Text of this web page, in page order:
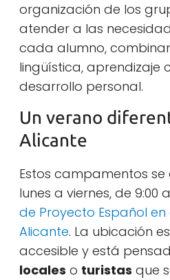
organización de los
atender a las
cada alumno,
lingüística, aprendizaje
desarrollo personal.
Un verano
Alicante
Estos campamentos
lunes a viernes, de 9:00 a
de Proyecto Español
Alicante. La ubicación
accesible y está
locales o turistas que